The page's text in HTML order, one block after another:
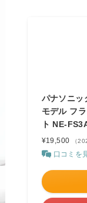
パナソニッ
モデル フ
ト NE-
¥19,500 （
口コミを